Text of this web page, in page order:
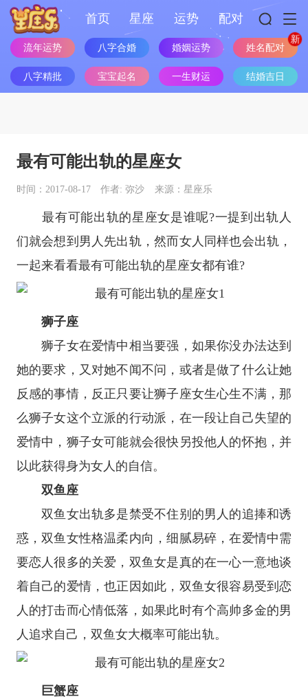
首页 星座 运势 配对
流年运势 八字合婚 婚姻运势 姓名配对
八字精批 宝宝起名 一生财运 结婚吉日
最有可能出轨的星座女
时间：2017-08-17 作者: 弥沙 来源：星座乐
最有可能出轨的星座女是谁呢?一提到出轨人
们就会想到男人先出轨，然而女人同样也会出轨，
一起来看看最有可能出轨的星座女都有谁?
狮子座
狮子女在爱情中相当要强，如果你没办法达到
她的要求，又对她不闻不问，或者是做了什么让她
反感的事情，反正只要让狮子座女生心生不满，那
么狮子女这个立派的行动派，在一段让自己失望的
爱情中，狮子女可能就会很快另投他人的怀抱，并
以此获得身为女人的自信。
双鱼座
双鱼女出轨多是禁受不住别的男人的追捧和诱
惑，双鱼女性格温柔内向，细腻易碎，在爱情中需
要恋人很多的关爱，双鱼女是真的在一心一意地谈
着自己的爱情，也正因如此，双鱼女很容易受到恋
人的打击而心情低落，如果此时有个高帅多金的男
人追求自己，双鱼女大概率可能出轨。
巨蟹座